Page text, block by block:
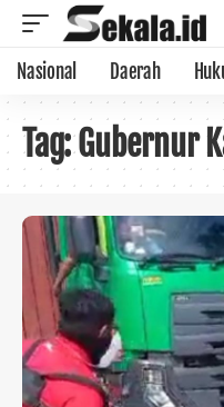
Nasional Daerah
Tag:Gubernur